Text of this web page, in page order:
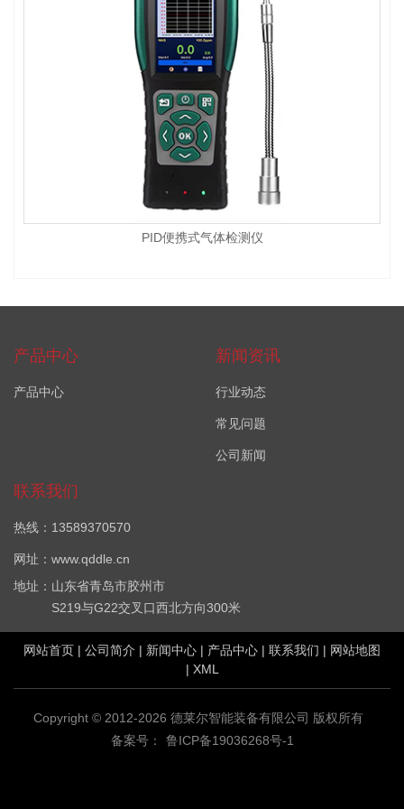
PID便携式气体检测仪
产品中心
产品中心
新闻资讯
行业动态
常见问题
公司新闻
联系我们
热线：13589370570
网址：www.qddle.cn
地址：山东省青岛市胶州市
S219与G22交叉口西北方向300米
网站首页 | 公司简介 | 新闻中心 | 产品中心 | 联系我们 | 网站地图
| XML
Copyright © 2012-2026 德莱尔智能装备有限公司 版权所有
备案号：
鲁ICP备19036268号-1